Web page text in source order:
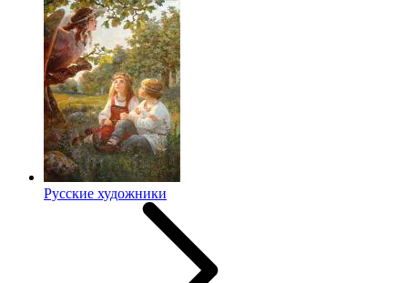
Русские художники